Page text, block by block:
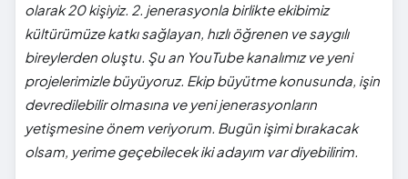
olarak 20 kişiyiz. 2. jenerasyonla birlikte ekibimiz
kültürümüze katkı sağlayan, hızlı öğrenen ve saygılı
bireylerden oluştu. Şu an YouTube kanalımız ve yeni
projelerimizle büyüyoruz. Ekip büyütme konusunda, işin
devredilebilir olmasına ve yeni jenerasyonların
yetişmesine önem veriyorum. Bugün işimi bırakacak
olsam, yerime geçebilecek iki adayım var diyebilirim.